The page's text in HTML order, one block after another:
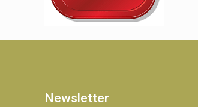
Newsletter